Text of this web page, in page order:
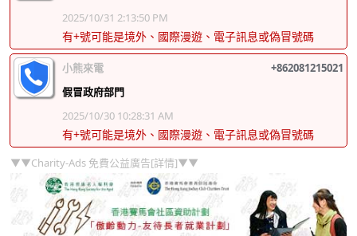
2025/10/31 2:13:50 PM
有+號可能是境外、國際漫遊、電子訊息或偽冒號碼
小熊來電
+862081215021
假冒政府部門
2025/10/30 10:28:31 AM
有+號可能是境外、國際漫遊、電子訊息或偽冒號碼
▼▼Charity-Ads 免費公益廣告[詳情]▼▼